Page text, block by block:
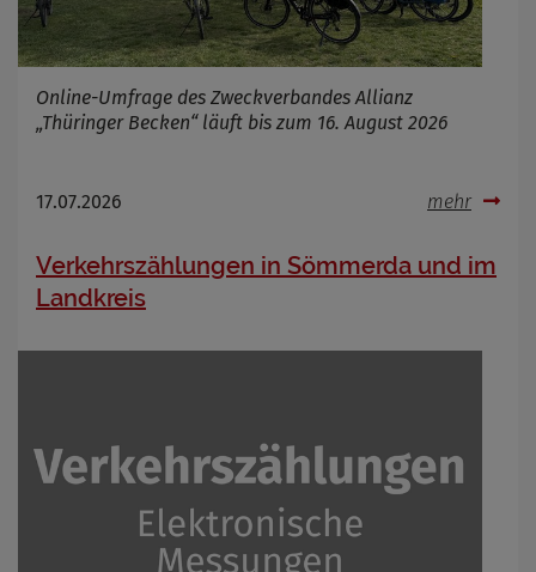
Online-Umfrage des Zweckverbandes Allianz
„Thüringer Becken“ läuft bis zum 16. August 2026
17.07.2026 mehr
Verkehrszählungen in Sömmerda und im
Landkreis
Cookie Laufzeit
Name
Cookies die bei der Verwendung von
Zweck
Cookie Laufzeit